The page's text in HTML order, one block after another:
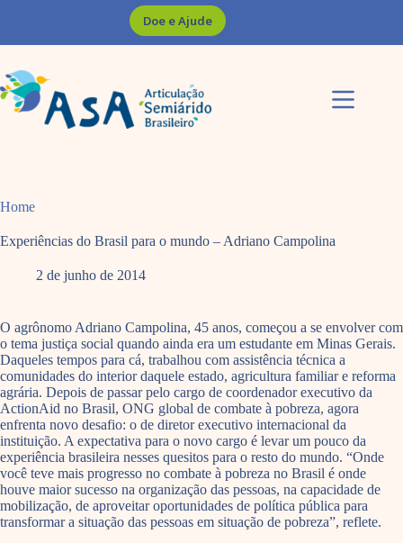
Doe e Ajude
Home
Experiências do Brasil para o mundo – Adriano Campolina
2 de junho de 2014
O agrônomo Adriano Campolina, 45 anos, começou a se envolver com
o tema justiça social quando ainda era um estudante em Minas Gerais.
Daqueles tempos para cá, trabalhou com assistência técnica a
comunidades do interior daquele estado, agricultura familiar e reforma
agrária. Depois de passar pelo cargo de coordenador executivo da
ActionAid no Brasil, ONG global de combate à pobreza, agora
enfrenta novo desafio: o de diretor executivo internacional da
instituição. A expectativa para o novo cargo é levar um pouco da
experiência brasileira nesses quesitos para o resto do mundo. “Onde
você teve mais progresso no combate à pobreza no Brasil é onde
houve maior sucesso na organização das pessoas, na capacidade de
mobilização, de aproveitar oportunidades de política pública para
transformar a situação das pessoas em situação de pobreza”, reflete.